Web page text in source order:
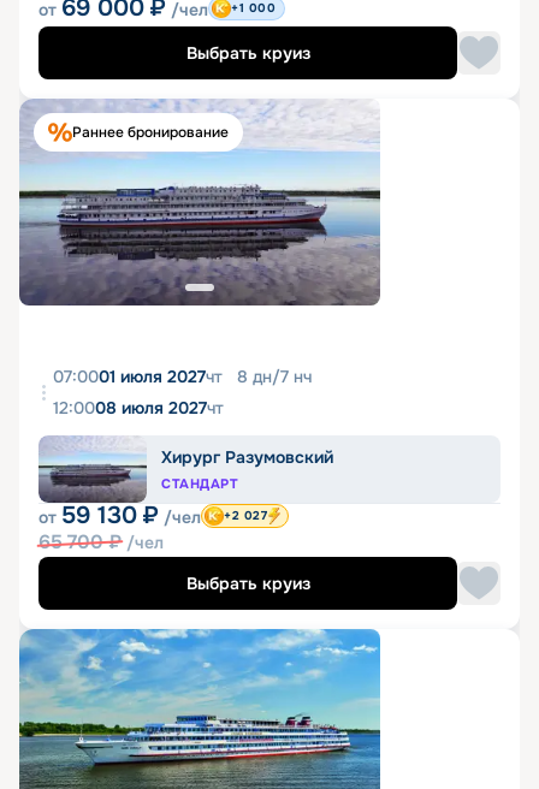
от 69 000 ₽ /чел +1 000
Выбрать круиз
Раннее бронирование
07:0001 июля 2027чт 8 дн/7 нч
12:0008 июля 2027чт
Хирург Разумовский
СТАНДАРТ
от 59 130 ₽ /чел
65 700₽ /чел
+2 027
Выбрать круиз